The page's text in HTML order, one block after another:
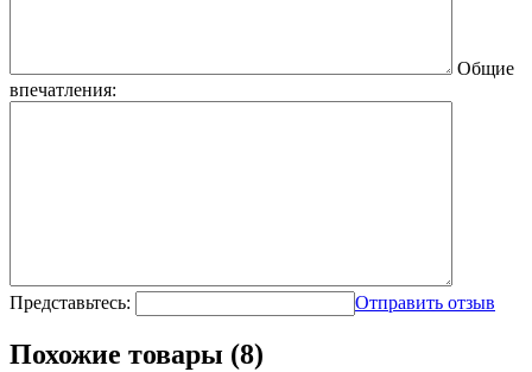
Общие
впечатления:
Представьтесь: Отправить отзыв
Похожие товары (8)